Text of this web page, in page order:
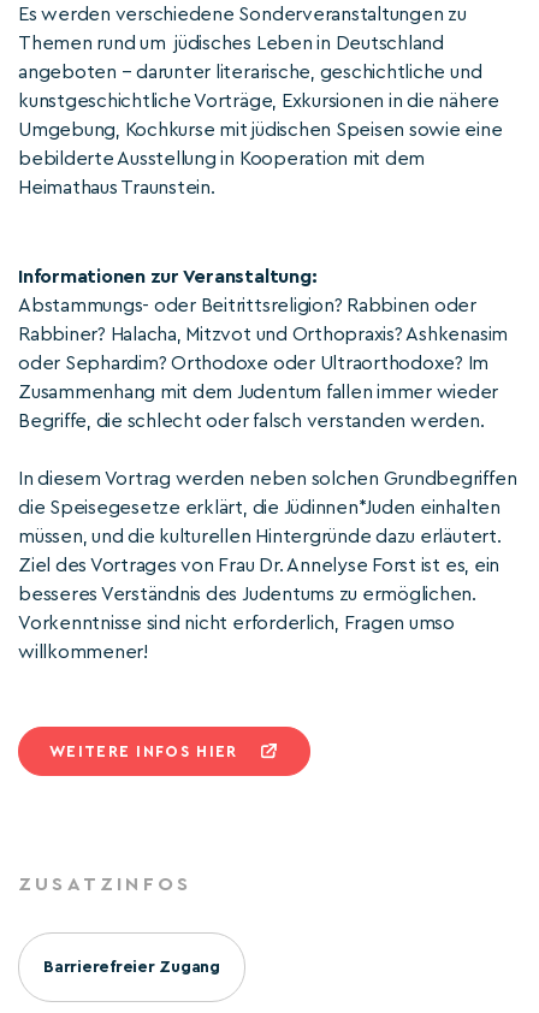
Es werden verschiedene Sonderveranstaltungen zu
Themen rund um jüdisches Leben in Deutschland
angeboten – darunter literarische, geschichtliche und
kunstgeschichtliche Vorträge, Exkursionen in die nähere
Umgebung, Kochkurse mit jüdischen Speisen sowie eine
bebilderte Ausstellung in Kooperation mit dem
Heimathaus Traunstein.
Informationen zur Veranstaltung:
Abstammungs- oder Beitrittsreligion? Rabbinen oder
Rabbiner? Halacha, Mitzvot und Orthopraxis? Ashkenasim
oder Sephardim? Orthodoxe oder Ultraorthodoxe? Im
Zusammenhang mit dem Judentum fallen immer wieder
Begriffe, die schlecht oder falsch verstanden werden.
In diesem Vortrag werden neben solchen Grundbegriffen
die Speisegesetze erklärt, die Jüdinnen*Juden einhalten
müssen, und die kulturellen Hintergründe dazu erläutert.
Ziel des Vortrages von Frau Dr. Annelyse Forst ist es, ein
besseres Verständnis des Judentums zu ermöglichen.
Vorkenntnisse sind nicht erforderlich, Fragen umso
willkommener!
WEITERE INFOS HIER
ZUSATZINFOS
Barrierefreier Zugang